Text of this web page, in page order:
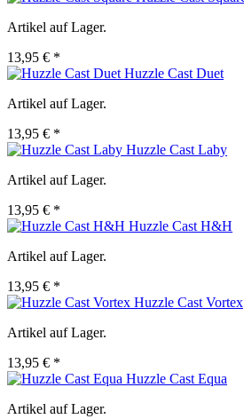
Artikel auf Lager.
13,95 € *
Huzzle Cast Duet
Artikel auf Lager.
13,95 € *
Huzzle Cast Laby
Artikel auf Lager.
13,95 € *
Huzzle Cast H&H
Artikel auf Lager.
13,95 € *
Huzzle Cast Vortex
Artikel auf Lager.
13,95 € *
Huzzle Cast Equa
Artikel auf Lager.